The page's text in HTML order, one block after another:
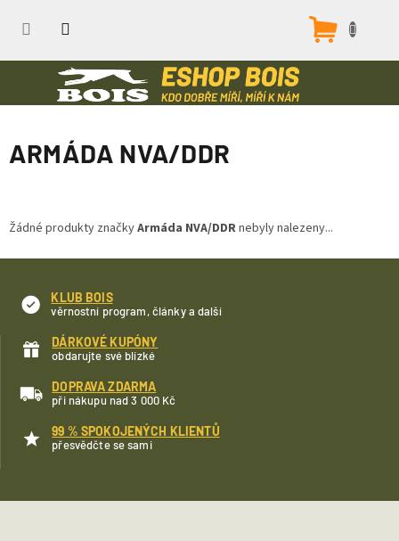
ARMÁDA NVA/DDR
Žádné produkty značkyArmáda NVA/DDRnebyly nalezeny...
KLUB BOIS
věrnostní program, články a další
DÁRKOVÉ KUPÓNY
obdarujte své blízké
DOPRAVA ZDARMA
při nákupu nad 3 000 Kč
99 % SPOKOJENÝCH KLIENTŮ
přesvědčte se sami